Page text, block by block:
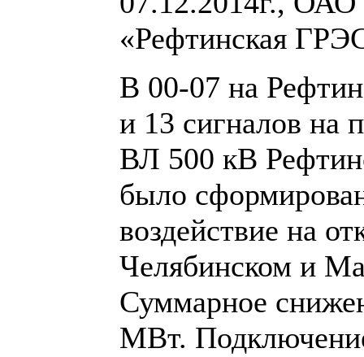
«Рефтинская
В 00-07 на
и 13 сигналов на
ВЛ 500 кВ
было
воздействие на
Челябинском и
Суммарное
МВт.